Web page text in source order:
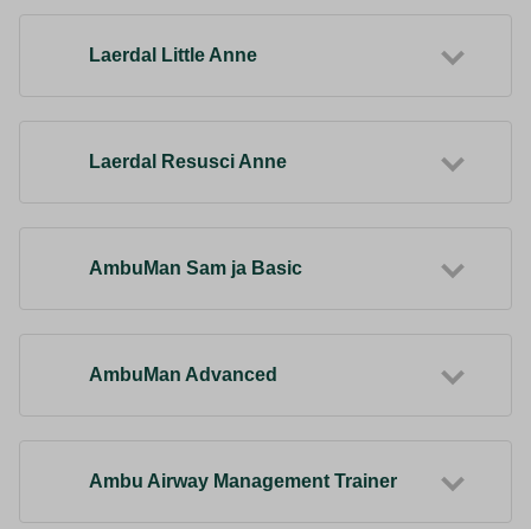
Laerdal Little Anne
Laerdal Resusci Anne
AmbuMan Sam ja Basic
AmbuMan Advanced
Ambu Airway Management Trainer